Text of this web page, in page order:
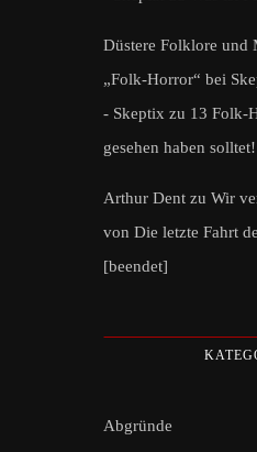
Düstere Folklore und
„Folk-Horror“ bei
- Skeptix zu 13 Folk-
gesehen haben solltet!
Arthur Dent zu Wir
von Die letzte Fahrt
[beendet]
Abgründe